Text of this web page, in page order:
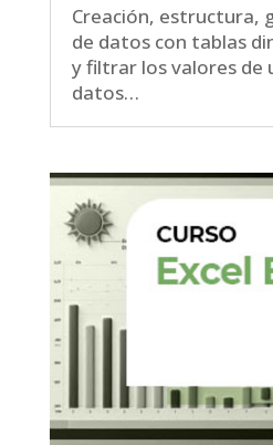
Creación, estructura,
de datos con tablas
y filtrar los valores de
datos…